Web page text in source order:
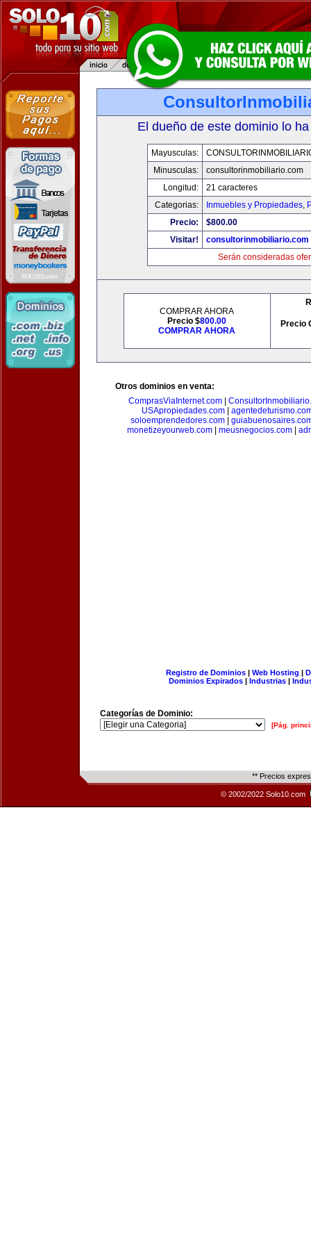
El dueño de este dominio lo
Mayusculas:
Minusculas:
consultorinmobiliario.com
Longitud:
21 caracteres
Categorias:
Inmuebles y Propiedades,
Precio:
$800.00
Visitar!
consultorinmobiliario.com
Serán consideradas
COMPRAR AHORA
Precio $800.00
COMPRAR AHORA
Precio
Otros dominios en venta:
ComprasViaInternet.com
USApropiedades.com|
soloemprendedores.com|
monetizeyourweb.com| meusnegocios.com|
Registro de Dominios| Web Hosting |
Dominios Expirados | Industrias |
Categorías de Dominio:
[Pág.
** Precios
© 2002/2022 Solo10.com